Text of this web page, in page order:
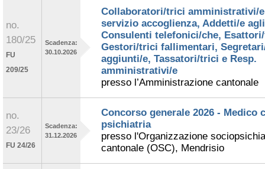
no.
180/25
FU
209/25
Scadenza:
30.10.2026
Collaboratori/trici amministrativi/
servizio accoglienza, Addetti/e
Consulenti telefonici/che,
Gestori/trici fallimentari,
aggiunti/e, Tassatori/trici e Resp.
amministrativi/e
presso l’Amministrazione cantonale
no.
23/26
FU 24/26
Scadenza:
31.12.2026
Concorso generale 2026 - Medico
psichiatria
presso l'Organizzazione
cantonale (OSC), Mendrisio